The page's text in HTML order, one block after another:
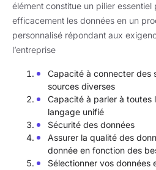
élément constitue un pilier essentiel
efficacement les données en un
personnalisé répondant aux
l’entreprise
Capacité à connecter des
sources diverses
Capacité à parler à toutes
langage unifié
Sécurité des données
Assurer la qualité des
donnée en fonction des
Sélectionner vos